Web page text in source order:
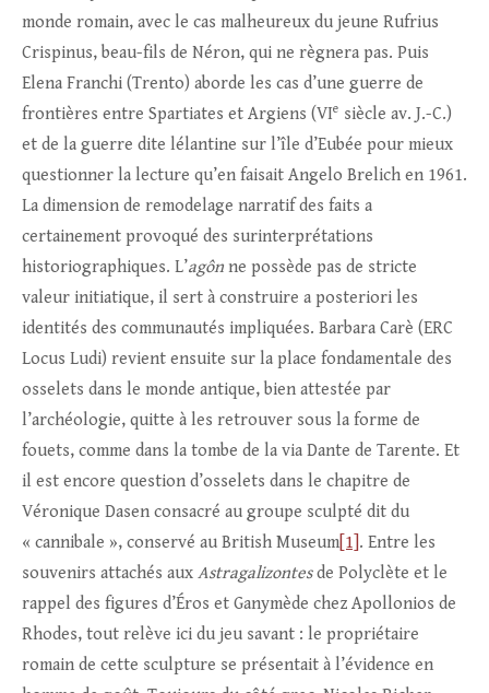
monde romain, avec le cas malheureux du jeune Rufrius
Crispinus, beau-fils de Néron, qui ne règnera pas. Puis
Elena Franchi (Trento) aborde les cas d’une guerre de
frontières entre Spartiates et Argiens (VIe siècle av. J.-C.)
et de la guerre dite lélantine sur l’île d’Eubée pour mieux
questionner la lecture qu’en faisait Angelo Brelich en 1961.
La dimension de remodelage narratif des faits a
certainement provoqué des surinterprétations
historiographiques. L’agôn ne possède pas de stricte
valeur initiatique, il sert à construire a posteriori les
identités des communautés impliquées. Barbara Carè (ERC
Locus Ludi) revient ensuite sur la place fondamentale des
osselets dans le monde antique, bien attestée par
l’archéologie, quitte à les retrouver sous la forme de
fouets, comme dans la tombe de la via Dante de Tarente. Et
il est encore question d’osselets dans le chapitre de
Véronique Dasen consacré au groupe sculpté dit du
« cannibale », conservé au British Museum [1] . Entre les
souvenirs attachés aux Astragalizontesde Polyclète et le
rappel des figures d’Éros et Ganymède chez Apollonios de
Rhodes, tout relève ici du jeu savant : le propriétaire
romain de cette sculpture se présentait à l’évidence en